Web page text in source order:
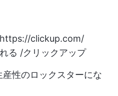
https://clickup.com/
る /クリックアップ
性のロックスターにな